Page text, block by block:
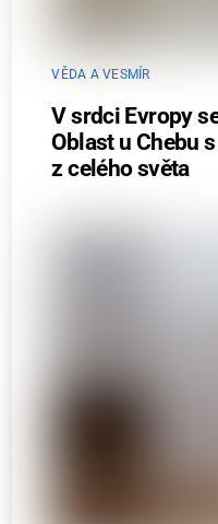
VĚDA A VESMÍR
V srdci Evropy
Oblast u Chebu
z celého světa